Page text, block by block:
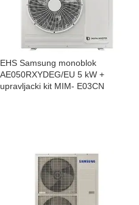
EHS Samsung monoblok
AE050RXYDEG/EU 5 kW +
upravljacki kit MIM- E03CN